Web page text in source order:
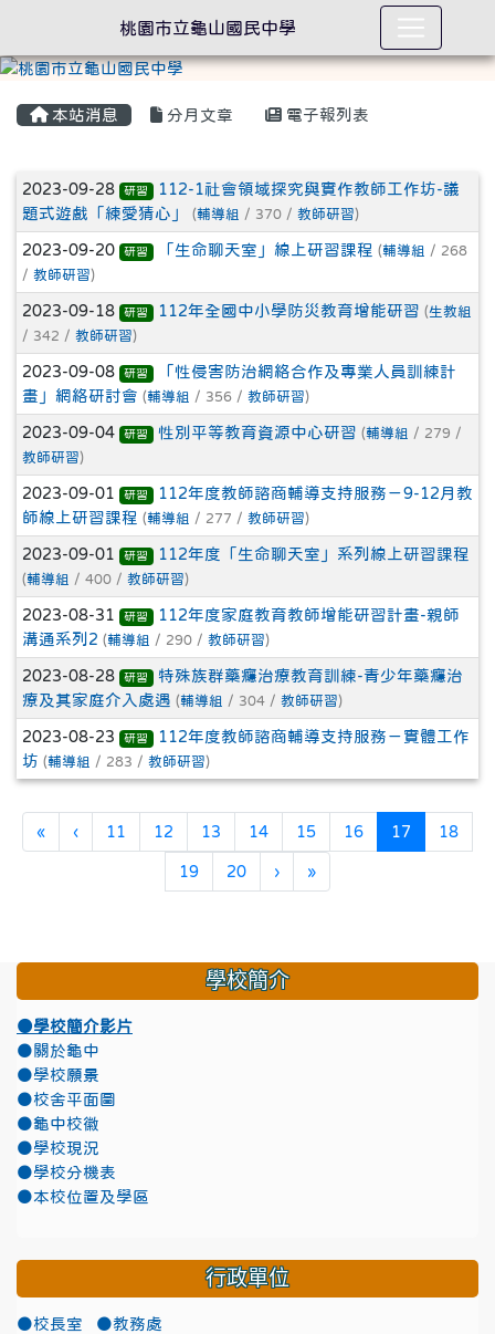
本站消息 分月文章 電子報列表
文章列表
2023-09-28 研習
112-1社會領域探究與實作教師工作坊-議
題式遊戲「練愛猜心」
(輔導組 / 370 / 教師研習)
2023-09-20 研習 「生命聊天室」線上研習課程 (輔導組 / 268
/ 教師研習)
2023-09-18 研習 112年全國中小學防災教育增能研習 (生教組
/ 342 / 教師研習)
2023-09-08 研習
「性侵害防治網絡合作及專業人員訓練計
畫」網絡研討會 (輔導組 / 356 / 教師研習)
2023-09-04 研習 性別平等教育資源中心研習 (輔導組 / 279 /
教師研習)
2023-09-01 研習
112年度教師諮商輔導支持服務－9-12月教
師線上研習課程 (輔導組 / 277 / 教師研習)
2023-09-01 研習 112年度「生命聊天室」系列線上研習課程
(輔導組 / 400 / 教師研習)
2023-08-31 研習
112年度家庭教育教師增能研習計畫-親師
溝通系列2 (輔導組 / 290 / 教師研習)
2023-08-28 研習
特殊族群藥癮治療教育訓練-青少年藥癮治
療及其家庭介入處遇 (輔導組 / 304 / 教師研習)
2023-08-23 研習
112年度教師諮商輔導支持服務－實體工作
坊 (輔導組 / 283 / 教師研習)
«第一頁
‹上一頁
11 12 13 14 15 16 17 (目前頁次)
18
19 20 ›下一頁
»最後頁
學校簡介
●學校簡介影片
●關於龜中
●學校願景
●校舍平面圖
●龜中校徽
●學校現況
●學校分機表
●本校位置及學區
行政單位
●校長室
●教務處
桃園市立龜山國民中學